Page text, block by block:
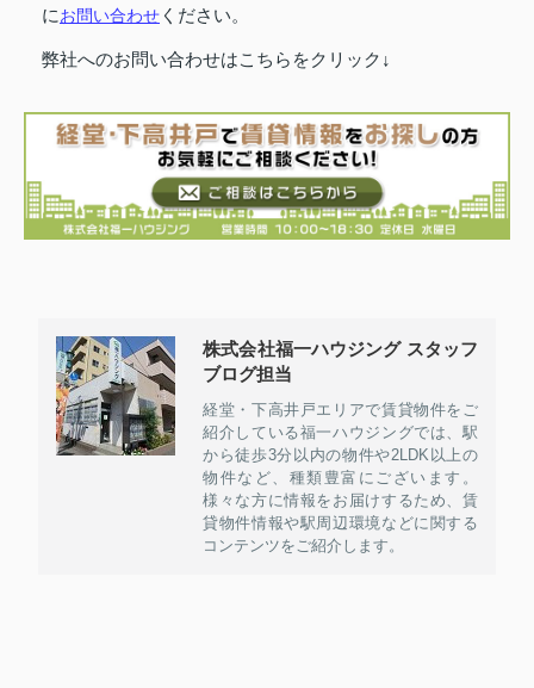
にお問い合わせ ください。
弊社へのお問い合わせはこちらをクリック↓
株式会社福一ハウジング スタッフ
ブログ担当
経堂・下高井戸エリアで賃貸物件をご
紹介している福一ハウジングでは、駅
から徒歩3分以内の物件や2LDK以上の
物件など、種類豊富にございます。
様々な方に情報をお届けするため、賃
貸物件情報や駅周辺環境などに関する
コンテンツをご紹介します。